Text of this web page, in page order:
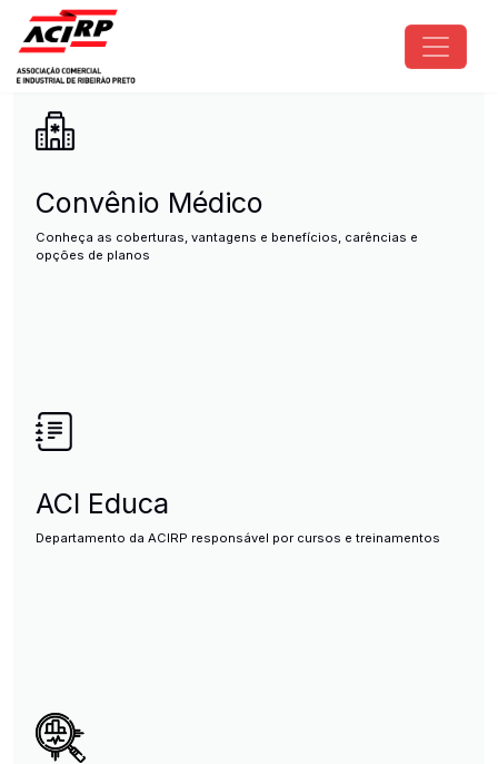
Pular para o conteúdo principal
ACIRP - Associação Comercial
Convênio Médico
Conheça as coberturas, vantagens e benefícios, carências e
opções de planos
ACI Educa
Departamento da ACIRP responsável por cursos e treinamentos